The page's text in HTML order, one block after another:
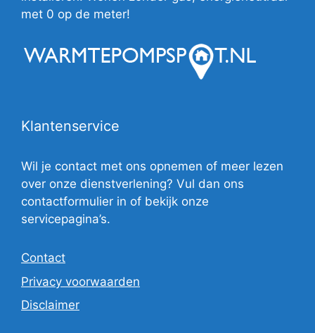
met 0 op de meter!
Klantenservice
Wil je contact met ons opnemen of meer lezen
over onze dienstverlening? Vul dan ons
contactformulier in of bekijk onze
servicepagina’s.
Contact
Privacy voorwaarden
Disclaimer